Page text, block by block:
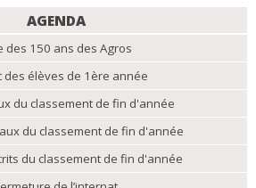
AGENDA
des 150 ans des Agros
des élèves de 1ère année
du classement de fin d'année
du classement de fin d'année
du classement de fin d'année